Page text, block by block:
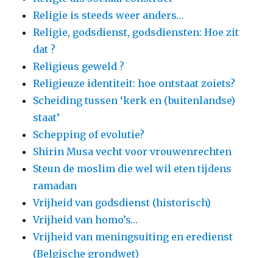
Religie is steeds weer anders…
Religie, godsdienst, godsdiensten: Hoe zit
dat ?
Religieus geweld ?
Religieuze identiteit: hoe ontstaat zoiets?
Scheiding tussen ‘kerk en (buitenlandse)
staat’
Schepping of evolutie?
Shirin Musa vecht voor vrouwenrechten
Steun de moslim die wel wil eten tijdens
ramadan
Vrijheid van godsdienst (historisch)
Vrijheid van homo’s…
Vrijheid van meningsuiting en eredienst
(Belgische grondwet)